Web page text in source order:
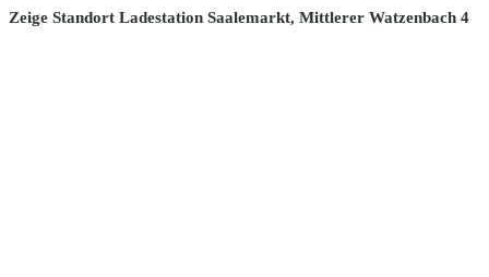
Zeige Standort Ladestation Saalemarkt, Mittlerer Watzenbach 4